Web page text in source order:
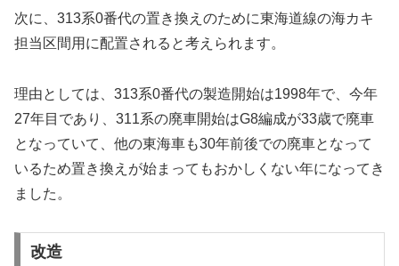
次に、313系0番代の置き換えのために東海道線の海カキ
担当区間用に配置されると考えられます。
理由としては、313系0番代の製造開始は1998年で、今年
27年目であり、311系の廃車開始はG8編成が33歳で廃車
となっていて、他の東海車も30年前後での廃車となって
いるため置き換えが始まってもおかしくない年になってき
ました。
改造